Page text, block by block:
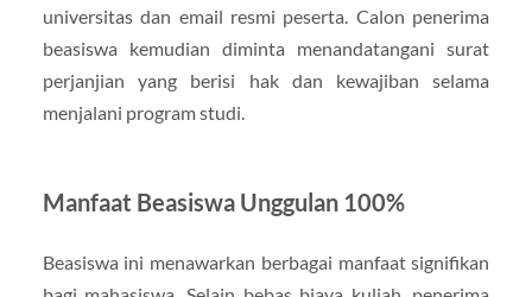
universitas dan email resmi peserta. Calon penerima
beasiswa kemudian diminta menandatangani surat
perjanjian yang berisi hak dan kewajiban selama
menjalani program studi.
Manfaat Beasiswa Unggulan 100%
Beasiswa ini menawarkan berbagai manfaat signifikan